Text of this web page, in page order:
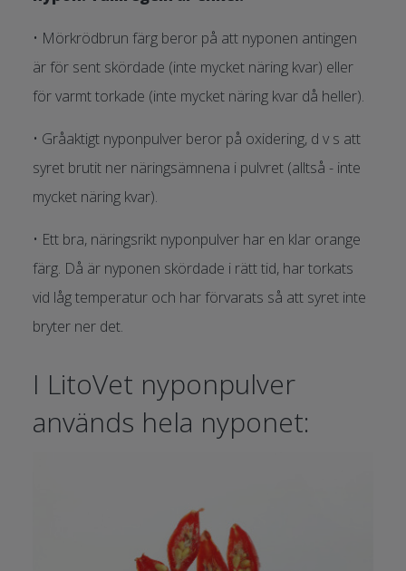
• Mörkrödbrun färg beror på att nyponen antingen
är för sent skördade (inte mycket näring kvar) eller
för varmt torkade (inte mycket näring kvar då heller).
• Gråaktigt nyponpulver beror på oxidering, d v s att
syret brutit ner näringsämnena i pulvret (alltså - inte
mycket näring kvar).
• Ett bra, näringsrikt nyponpulver har en klar orange
färg. Då är nyponen skördade i rätt tid, har torkats
vid låg temperatur och har förvarats så att syret inte
bryter ner det.
I LitoVet nyponpulver
används hela nyponet: